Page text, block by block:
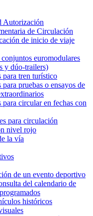
Autorización
de Circulación
de inicio de viaje
euromodulares
y dúo-trailers)
para tren turístico
pruebas o ensayos de
circular en fechas con
para circulación
nivel rojo
la vía
de un evento deportivo
del calendario de
históricos